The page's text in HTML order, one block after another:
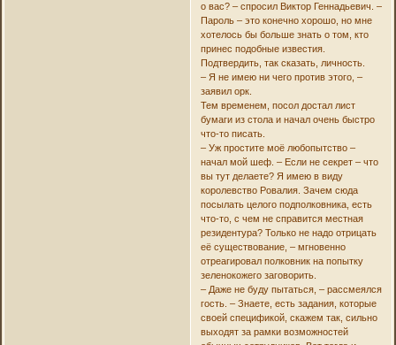
о вас? – спросил Виктор Геннадьевич. –
Пароль – это конечно хорошо, но мне
хотелось бы больше знать о том, кто
принес подобные известия.
Подтвердить, так сказать, личность.
– Я не имею ни чего против этого, –
заявил орк.
Тем временем, посол достал лист
бумаги из стола и начал очень быстро
что-то писать.
– Уж простите моё любопытство –
начал мой шеф. – Если не секрет – что
вы тут делаете? Я имею в виду
королевство Ровалия. Зачем сюда
посылать целого подполковника, есть
что-то, с чем не справится местная
резидентура? Только не надо отрицать
её существование, – мгновенно
отреагировал полковник на попытку
зеленокожего заговорить.
– Даже не буду пытаться, – рассмеялся
гость. – Знаете, есть задания, которые
своей спецификой, скажем так, сильно
выходят за рамки возможностей